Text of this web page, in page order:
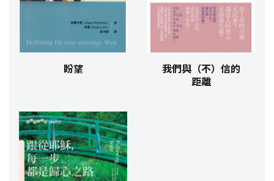
盼望
我們與（不）信的
距離